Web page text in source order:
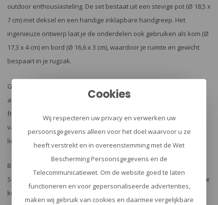
outdoor enthousiasteling. De set bestaat uit een stevige pot (Ø 18,5 x
7 cm) met deksel en een handige inklapbare handgreep. Het
ingenieuze ontwerp laat je de onderdelen ook gebruiken als kom (Ø
17,3 x 4 cm) en bord (Ø 16,6 x 3 cm), waardoor je ruimte en gewicht
bespaart in je rugzak.
Gemaakt van hoogwaardig 18/8 roestvrij staal, is deze set niet
alleen onbreekbaar en duurzaam, maar ook bestand tegen
fruitzuren en eenvoudig schoon te maken. Met een totaalgewicht
van slechts 260 gram is de Tatonka Scout Set de ideale keuze voor
lichtgewicht kampeerders en backpackers.
Bereid je voor op je volgende buitenavontuur en voeg de Tatonka
Scout Set 1,0 L toe aan je uitrusting. Ontdek zelf hoe deze veelzijdige
kookset je outdoor kookervaring transformeert!
Cookies
Wij respecteren uw privacy en verwerken uw
persoonsgegevens alleen voor het doel waarvoor u ze
heeft verstrekt en in overeenstemming met de Wet
Bescherming Persoonsgegevens en de
Telecommunicatiewet. Om de website goed te laten
functioneren en voor gepersonaliseerde advertenties,
maken wij gebruik van cookies en daarmee vergelijkbare